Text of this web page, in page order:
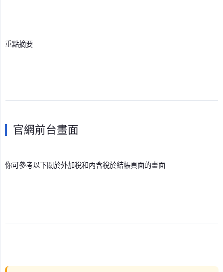
重點摘要
官網前台畫面
你可參考以下關於外加稅和內含稅於結帳頁面的畫面